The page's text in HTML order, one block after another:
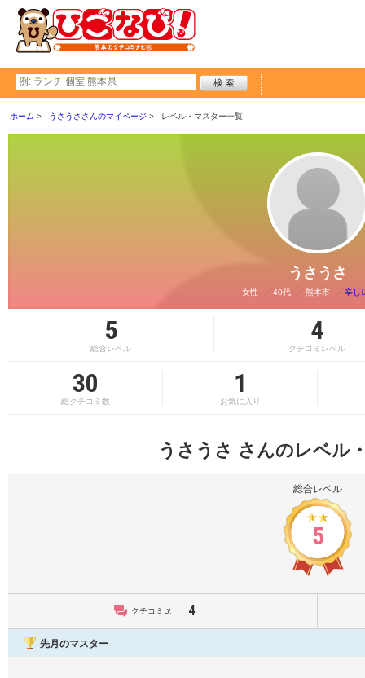
ホーム うさうささんのマイページ レベル・マスター一覧
うさうさ
女性 40代 熊本市 辛し
5
総合レベル
4
クチコミレベル
30
総クチコミ数
1
お気に入り
うさうさ さんのレベル
総合レベル
5
クチコミLv. 4
先月のマスター